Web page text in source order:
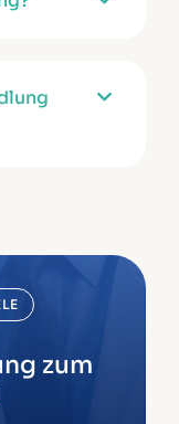
zum